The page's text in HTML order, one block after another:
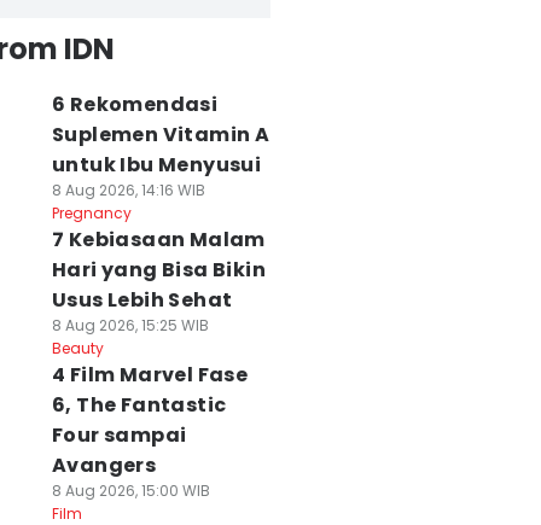
IDN
6 Rekomendasi
Suplemen Vitamin A
untuk Ibu Menyusui
8 Aug 2026, 14:16 WIB
Pregnancy
7 Kebiasaan Malam
Hari yang Bisa Bikin
Usus Lebih Sehat
8 Aug 2026, 15:25 WIB
Beauty
4 Film Marvel Fase
6, The Fantastic
Four sampai
Avangers
8 Aug 2026, 15:00 WIB
Film